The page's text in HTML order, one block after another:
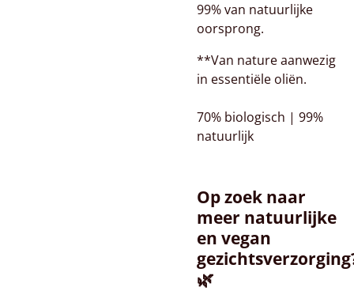
99% van natuurlijke
oorsprong.
**Van nature aanwezig
in essentiële oliën.
70% biologisch | 99%
natuurlijk
Op zoek naar
meer natuurlijke
en vegan
🌿